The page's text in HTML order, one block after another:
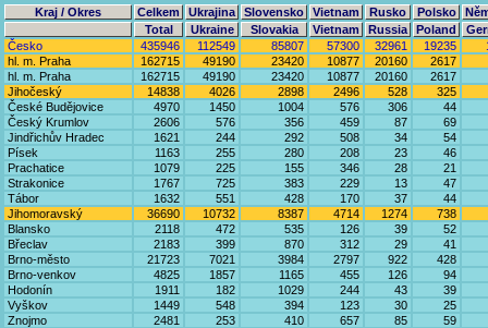
Kraj / Okres Celkem Ukrajina Slovensko Vietnam Rusko Polsko
Total
Ukraine Slovakia Vietnam Russia Poland
Česko
435946 112549 85807 57300 32961 19235
hl. m. Praha
162715 49190 23420 10877 20160
2617
hl. m. Praha
162715 49190 23420 10877 20160
2617
Jihočeský
14838 4026 2898 2496 528
325
České Budějovice
4970 1450 1004 576 306
44
Český Krumlov
2606 576 356 459 87
69
Jindřichův Hradec
1621 244 292 508 34
54
Písek
1163 255 280 208 23
46
Prachatice
1079 225 155 346 28
21
Strakonice
1767 725 383 229 13
47
Tábor
1632 551 428 170 37
44
Jihomoravský
36690 10732 8387 4714 1274
738
Blansko
2118 472 535 126 39
52
Břeclav
2183 399 870 312 29
41
Brno-město
21723 7021 3984 2797 922
428
Brno-venkov
4825 1857 1165 455 126
94
Hodonín
1911 182 1029 244 43
39
Vyškov
1449 548 394 123 30
25
Znojmo
2481 253 410 657 85
59